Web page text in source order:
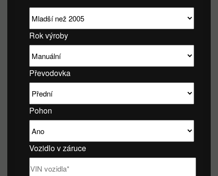
Rok výroby
Převodovka
Pohon
Vozidlo v záruce